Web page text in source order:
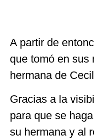
A partir de
que tomó en sus
hermana de
Gracias a la
para que se
su hermana y al